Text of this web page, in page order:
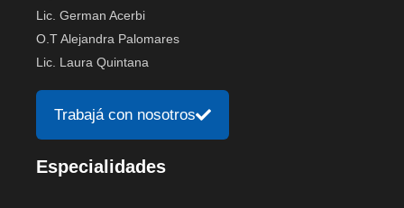
Lic. German Acerbi
O.T Alejandra Palomares
Lic. Laura Quintana
Trabajá con nosotros
Especialidades